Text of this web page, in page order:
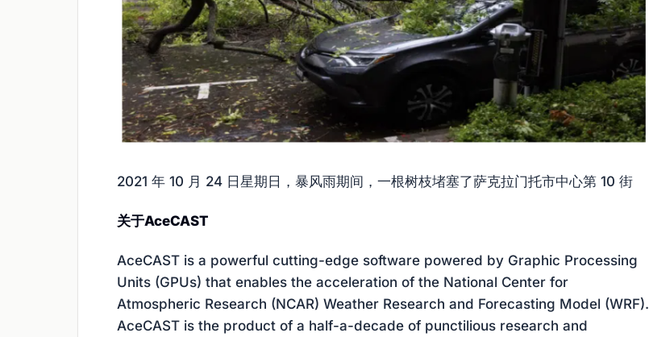
2021 年 10 月 24 日星期日，暴风雨期间，一根树枝堵塞了萨克拉门托市中心第 10 街
关于AceCAST
AceCAST is a powerful cutting-edge software powered by Graphic Processing
Units (GPUs) that enables the acceleration of the National Center for
Atmospheric Research (NCAR) Weather Research and Forecasting Model (WRF).
AceCAST is the product of a half-a-decade of punctilious research and